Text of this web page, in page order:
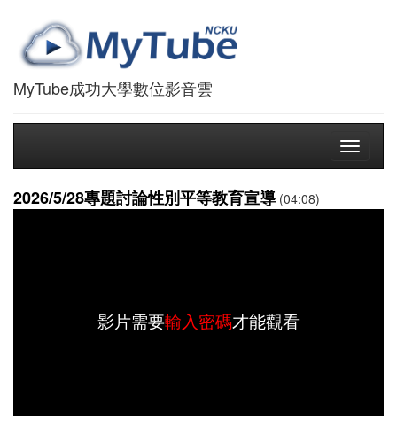
MyTube成功大學數位影音雲
Toggle
2026/5/28專題討論性別平等教育宣導 (04:08)
影片需要輸入密碼才能觀看